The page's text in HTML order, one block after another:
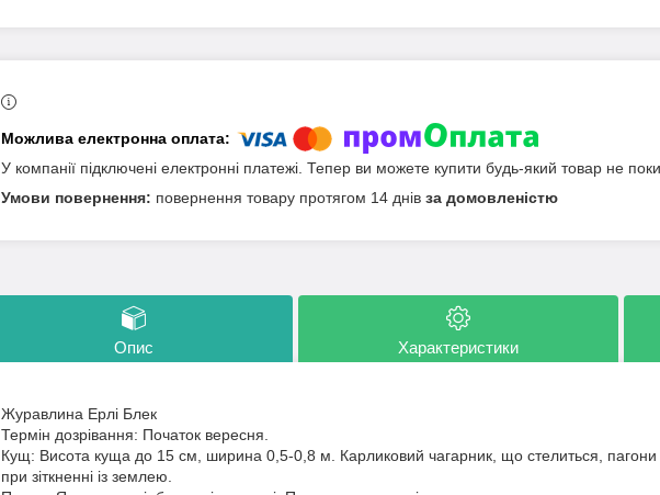
У компанії підключені електронні платежі. Тепер ви можете купити будь-який товар не
повернення товару протягом 14 днів за домовленістю
Опис Характеристики
Журавлина Ерлі Блек
Термін дозрівання: Початок вересня.
Кущ: Висота куща до 15 см, ширина 0,5-0,8 м. Карликовий чагарник, що стелиться, пагони
при зіткненні із землею.